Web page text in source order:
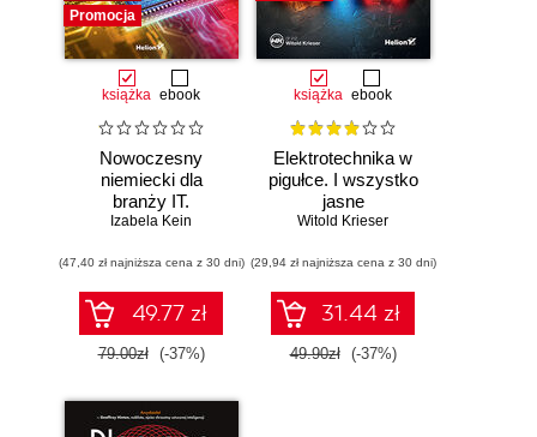
Promocja
książka ebook
Nowoczesny
niemiecki dla
branży IT.
Praktyczne
ćwiczenia
Izabela Kein
(47,40 zł najniższa cena z 30 dni)
49.77 zł
79.00zł (-37%)
książka ebook
Elektrotechnika w
pigułce. I wszystko
jasne
Witold Krieser
(29,94 zł najniższa cena z 30 dni)
31.44 zł
49.90zł (-37%)